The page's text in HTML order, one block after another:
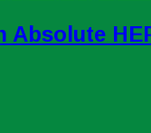
Absolute